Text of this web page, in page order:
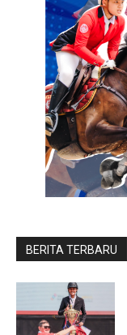
BERITA TERBARU